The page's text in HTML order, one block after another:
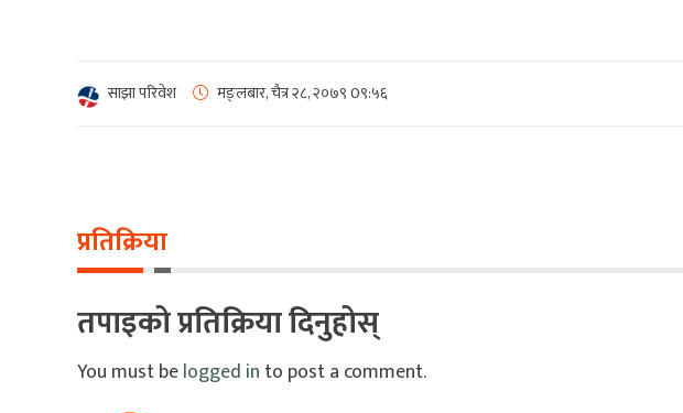
साझा परिवेश मङ्लबार, चैत्र २८, २०७९0९:५६
प्रतिक्रिया
तपाइको प्रतिक्रिया दिनुहोस्
You must belogged in to post a comment.